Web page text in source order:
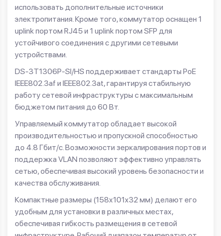
использовать дополнительные источники
электропитания. Кроме того, коммутатор оснащен 1
uplink портом RJ45 и 1 uplink портом SFP для
устойчивого соединения с другими сетевыми
устройствами.
DS-3T1306P-SI/HS поддерживает стандарты PoE
IEEE802.3af и IEEE802.3at, гарантируя стабильную
работу сетевой инфраструктуры с максимальным
бюджетом питания до 60 Вт.
Управляемый коммутатор обладает высокой
производительностью и пропускной способностью
до 4.8 Гбит/с. Возможности зеркалирования портов и
поддержка VLAN позволяют эффективно управлять
сетью, обеспечивая высокий уровень безопасности и
качества обслуживания.
Компактные размеры (158x101x32 мм) делают его
удобным для установки в различных местах,
обеспечивая гибкость размещения в сетевой